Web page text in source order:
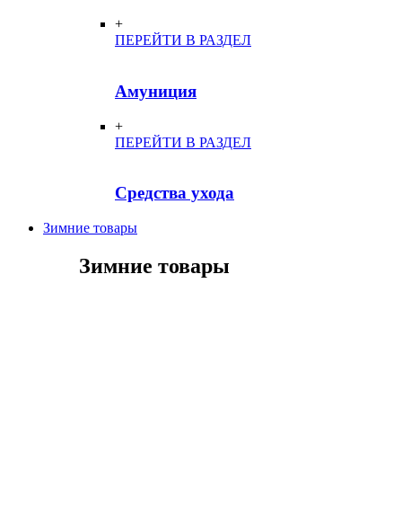
+
ПЕРЕЙТИ В РАЗДЕЛ
Амуниция
+
ПЕРЕЙТИ В РАЗДЕЛ
Средства ухода
Зимние товары
Зимние товары